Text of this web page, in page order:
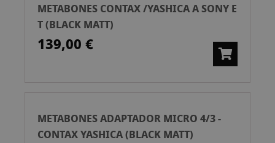
METABONES CONTAX /YASHICA A SONY E
T (BLACK MATT)
139,00 €
METABONES ADAPTADOR MICRO 4/3 -
CONTAX YASHICA (BLACK MATT)